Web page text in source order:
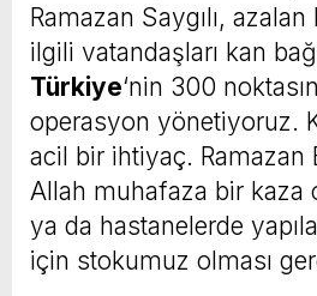
Ramazan Saygılı,
ilgili vatandaşları kan
Türkiye‘nin 300
operasyon yönetiyoruz.
acil bir ihtiyaç. Ramazan
Allah muhafaza bir kaza
ya da hastanelerde
için stokumuz olması